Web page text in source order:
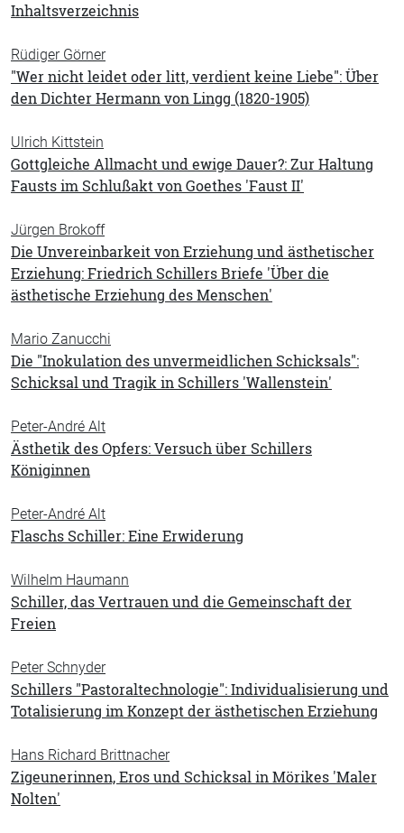
Inhaltsverzeichnis
Rüdiger Görner
"Wer nicht leidet oder litt, verdient keine Liebe": Über
den Dichter Hermann von Lingg (1820-1905)
Ulrich Kittstein
Gottgleiche Allmacht und ewige Dauer?: Zur Haltung
Fausts im Schlußakt von Goethes 'Faust II'
Jürgen Brokoff
Die Unvereinbarkeit von Erziehung und ästhetischer
Erziehung: Friedrich Schillers Briefe 'Über die
ästhetische Erziehung des Menschen'
Mario Zanucchi
Die "Inokulation des unvermeidlichen Schicksals":
Schicksal und Tragik in Schillers 'Wallenstein'
Peter-André Alt
Ästhetik des Opfers: Versuch über Schillers
Königinnen
Peter-André Alt
Flaschs Schiller: Eine Erwiderung
Wilhelm Haumann
Schiller, das Vertrauen und die Gemeinschaft der
Freien
Peter Schnyder
Schillers "Pastoraltechnologie": Individualisierung und
Totalisierung im Konzept der ästhetischen Erziehung
Hans Richard Brittnacher
Zigeunerinnen, Eros und Schicksal in Mörikes 'Maler
Nolten'